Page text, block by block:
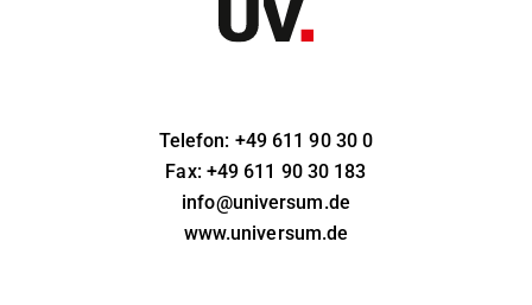
Telefon: +49 611 90 30 0
Fax: +49 611 90 30 183
info@universum.de
www.universum.de